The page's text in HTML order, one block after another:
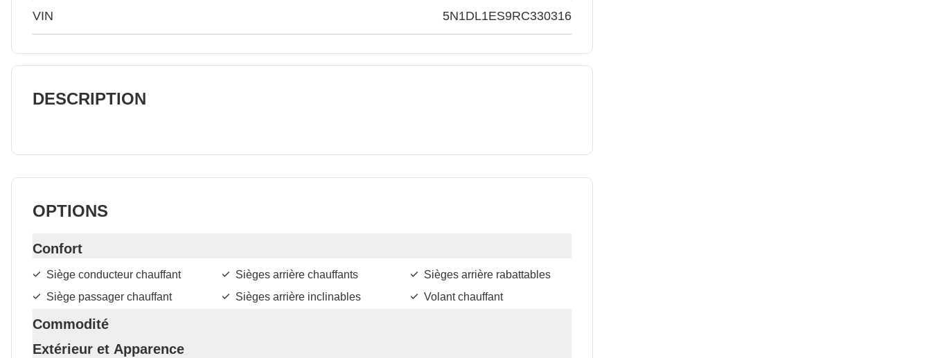
VIN 5N1DL1ES9RC330316
DESCRIPTION
OPTIONS
Confort
Siège conducteur chauffant
Siège passager chauffant
Sièges arrière chauffants
Sièges arrière inclinables
Sièges arrière rabattables
Volant chauffant
Commodité
Extérieur et Apparence